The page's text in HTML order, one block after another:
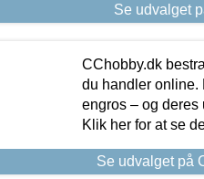
Se udvalget
CChobby.dk
du handler online.
engros – og deres
Klik her for at se
Se udvalget på